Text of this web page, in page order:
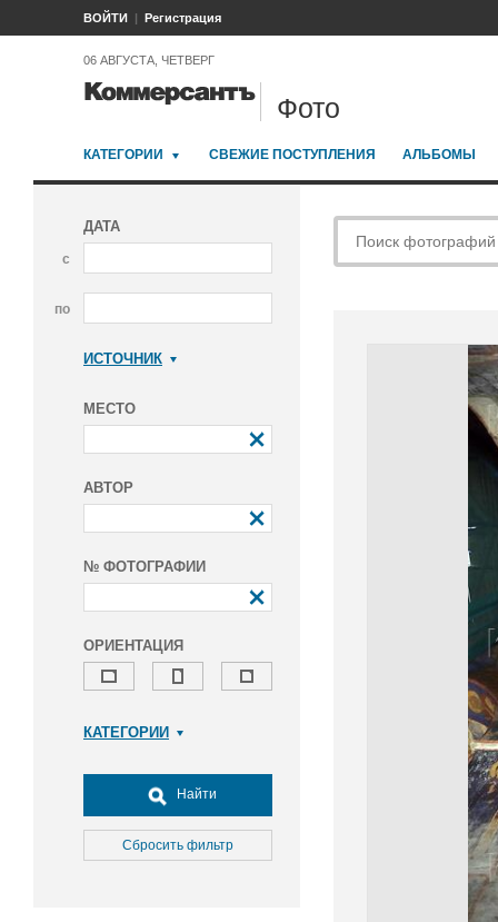
ВОЙТИ Регистрация
06 АВГУСТА, ЧЕТВЕРГ
Фото
КАТЕГОРИИ СВЕЖИЕ ПОСТУПЛЕНИЯ АЛЬБОМЫ
ДАТА
с
по
ИСТОЧНИК
МЕСТО
АВТОР
№ ФОТОГРАФИИ
ОРИЕНТАЦИЯ
КАТЕГОРИИ
Досуг, туризм и отдых
Культура
Медицина
Найти
Сбросить фильтр